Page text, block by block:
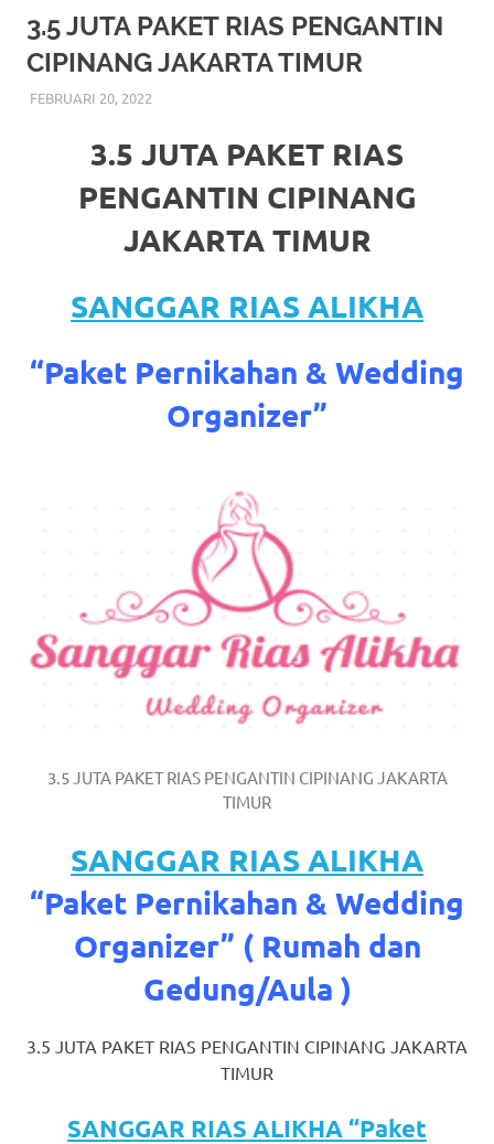
More
hints
rolex
replica.
learn
https://www.watchesb.com
these
guys
https://
here
replica
watches.
replica
3.5 JUTA PAKET RIAS PENGANTIN
CIPINANG JAKARTA TIMUR
FEBRUARI 20, 2022
3.5 JUTA PAKET RIAS
PENGANTIN CIPINANG
JAKARTA TIMUR
SANGGAR RIAS ALIKHA
“Paket Pernikahan & Wedding
Organizer”
3.5 JUTA PAKET RIAS PENGANTIN CIPINANG JAKARTA
TIMUR
SANGGAR RIAS ALIKHA
“Paket Pernikahan & Wedding
Organizer” ( Rumah dan
Gedung/Aula )
3.5 JUTA PAKET RIAS PENGANTIN CIPINANG JAKARTA
TIMUR
SANGGAR RIAS ALIKHA “Paket